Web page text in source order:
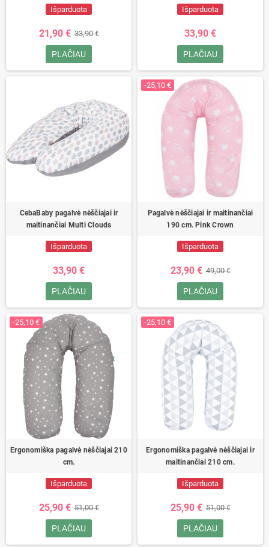
Išparduota
21,90 € 33,90 €
PLAČIAU
Išparduota
33,90 €
PLAČIAU
CebaBaby pagalvė nėščiajai ir
maitinančiai Multi Clouds
Išparduota
33,90 €
PLAČIAU
-25,10 €
Pagalvė nėščiajai ir maitinančiai
190 cm. Pink Crown
Išparduota
23,90 € 49,00 €
PLAČIAU
-25,10 €
Ergonomiška pagalvė nėščiajai 210
cm.
Išparduota
25,90 € 51,00 €
PLAČIAU
-25,10 €
Ergonomiška pagalvė nėščiajai ir
maitinančiai 210 cm.
Išparduota
25,90 € 51,00 €
PLAČIAU